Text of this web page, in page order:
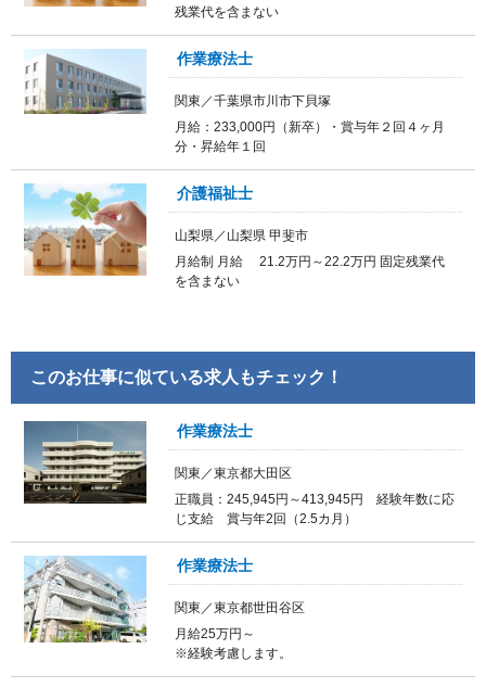
残業代を含まない
作業療法士
関東／千葉県市川市下貝塚
月給：233,000円（新卒）・賞与年２回４ヶ月
分・昇給年１回
介護福祉士
山梨県／山梨県 甲斐市
月給制 月給 21.2万円～22.2万円 固定残業代
を含まない
このお仕事に似ている求人もチェック！
作業療法士
関東／東京都大田区
正職員：245,945円～413,945円 経験年数に応
じ支給 賞与年2回（2.5カ月）
作業療法士
関東／東京都世田谷区
月給25万円～
※経験考慮します。